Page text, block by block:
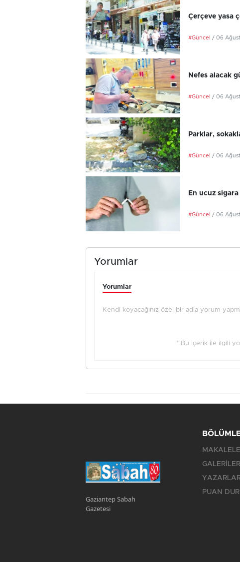
Çerçeve yasa
#Güncel / 06
Nefes alacak
#Güncel / 06
Parklar,
#Güncel / 06
En ucuz
#Güncel / 06
Yorumlar
Yorumlar
Kendi koyacağınız özel bir adla yorum
* Bu içerik ile ilgili
Gaziantep Sabah
Gazetesi
GALERİLER
PUAN